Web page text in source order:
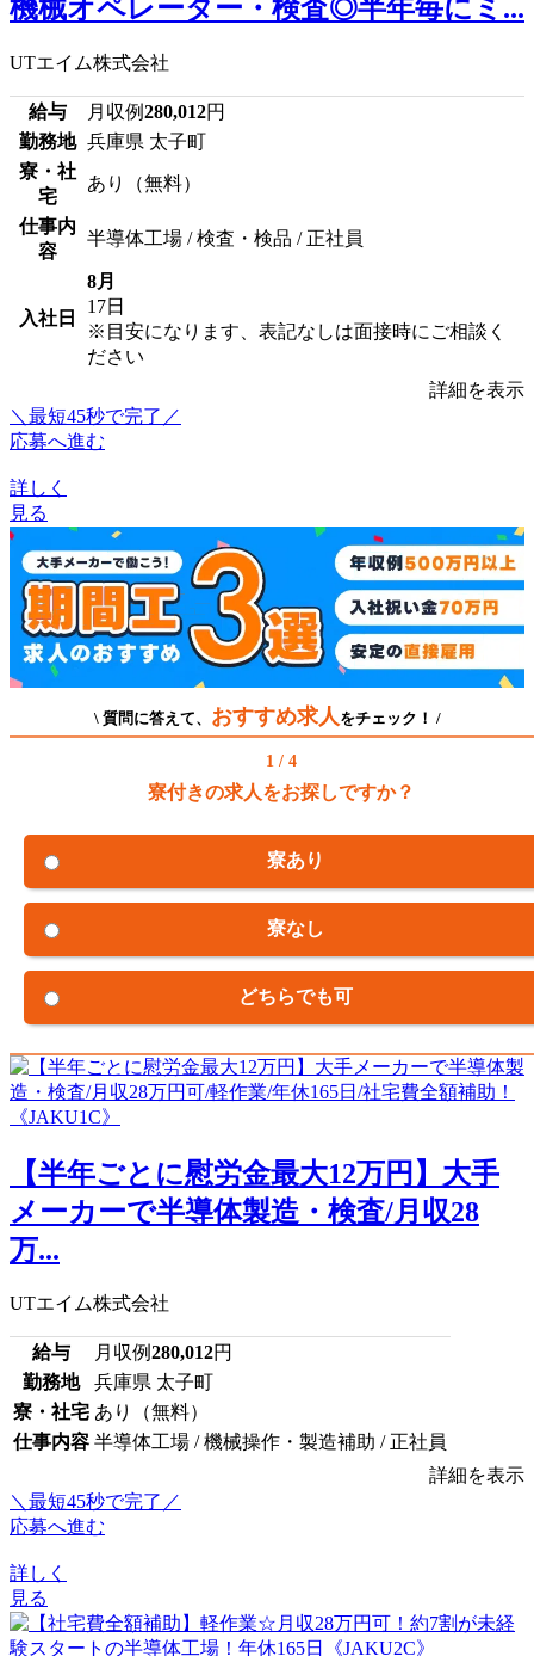
機械オペレーター・検査◎半年毎にミ...
UTエイム株式会社
給与 月収例280,012円
勤務地 兵庫県 太子町
寮・社
宅
あり（無料）
仕事内
容
半導体工場 / 検査・検品 / 正社員
入社日
8月
17日
※目安になります、表記なしは面接時にご相談く
ださい
詳細を表示
＼最短45秒で完了／
応募へ進む
詳しく
見る
\ 質問に答えて、 おすすめ求人 をチェック！ /
1 / 4
寮付きの求人をお探しですか？
寮あり
寮なし
どちらでも可
【半年ごとに慰労金最大12万円】大手
メーカーで半導体製造・検査/月収28
万...
UTエイム株式会社
給与 月収例280,012円
勤務地
兵庫県 太子町
寮・社宅 あり（無料）
仕事内容 半導体工場 / 機械操作・製造補助 / 正社員
詳細を表示
＼最短45秒で完了／
応募へ進む
詳しく
見る